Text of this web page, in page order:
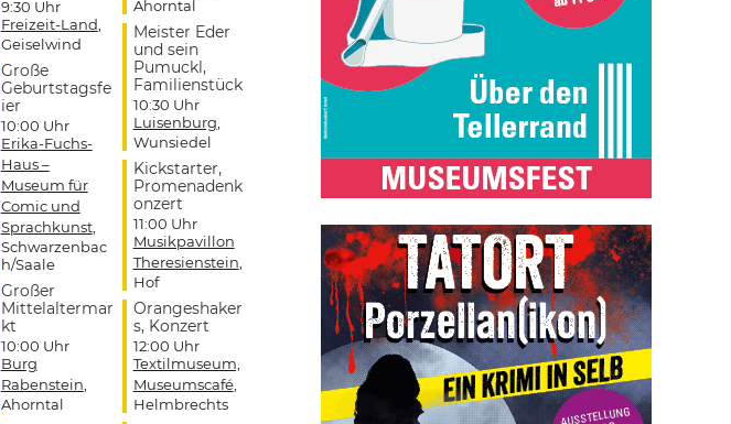
9:30 Uhr
Freizeit-Land,
Geiselwind
Große
Geburtstagsfe
ier
10:00 Uhr
Erika-Fuchs-
Haus –
Museum für
Comic und
Sprachkunst,
Schwarzenbac
h/Saale
Großer
Mittelaltermar
kt
10:00 Uhr
Burg
Rabenstein,
Ahorntal
Ahorntal
Meister Eder
und sein
Pumuckl,
Familienstück
10:30 Uhr
Luisenburg,
Wunsiedel
Kickstarter,
Promenadenk
onzert
11:00 Uhr
Musikpavillon
Theresienstein,
Hof
Orangeshaker
s, Konzert
12:00 Uhr
Textilmuseum,
Museumscafé,
Helmbrechts